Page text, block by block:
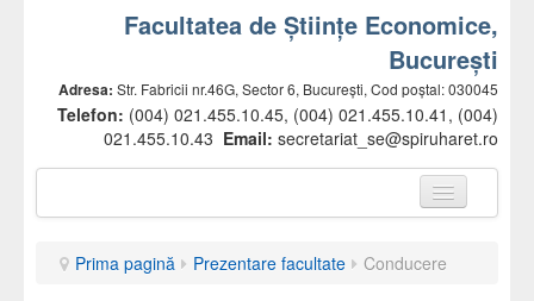
Facultatea de Științe Economice,
București
Adresa: Str. Fabricii nr.46G, Sector 6, București, Cod poștal: 030045
Telefon: (004) 021.455.10.45, (004) 021.455.10.41, (004)
021.455.10.43 Email: secretariat_se@spiruharet.ro
Prezentare facultate
Prima pagină Prezentare facultate Conducere